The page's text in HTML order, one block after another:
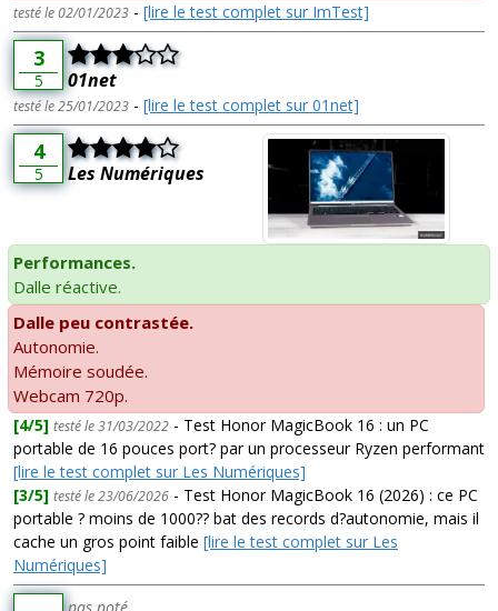
testé le 02/01/2023 - [lire le test complet sur ImTest]
3
5 01net
testé le 25/01/2023 - [lire le test complet sur 01net]
4
5 Les Numériques
Performances.
Dalle réactive.
Dalle peu contrastée.
Autonomie.
Mémoire soudée.
Webcam 720p.
[4/5] testé le 31/03/2022 - Test Honor MagicBook 16 : un PC
portable de 16 pouces port? par un processeur Ryzen performant
[lire le test complet sur Les Numériques]
[3/5] testé le 23/06/2026 - Test Honor MagicBook 16 (2026) : ce PC
portable ? moins de 1000?? bat des records d?autonomie, mais il
cache un gros point faible [lire le test complet sur Les
Numériques]